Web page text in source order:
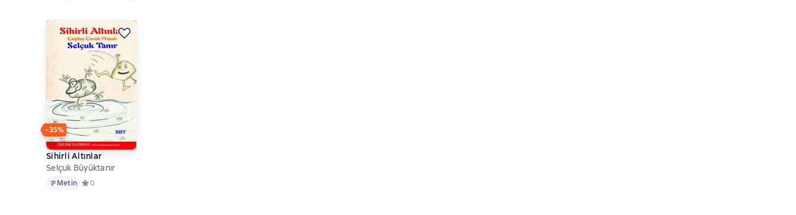
−35%
Sihirli Altınlar
Selçuk Büyüktanır
MetinMetin Средний рейтинг 0 на основе 0 оценок
0